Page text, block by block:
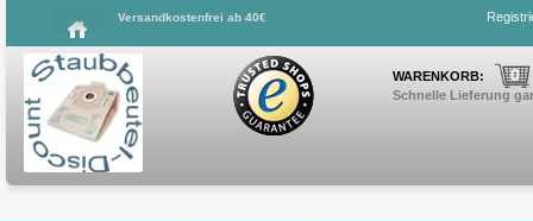
Versandkostenfrei ab 40€
WARENKORB: 0
Schnelle Lieferung